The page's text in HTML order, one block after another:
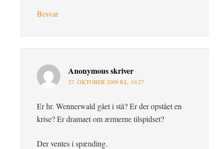
Besvar
Anonymousskriver
27. OKTOBER 2009 KL. 10:27
Er hr. Wennerwald gået i stå? Er der opstået en
krise? Er dramaet om ærmerne tilspidset?
Der ventes i spænding.